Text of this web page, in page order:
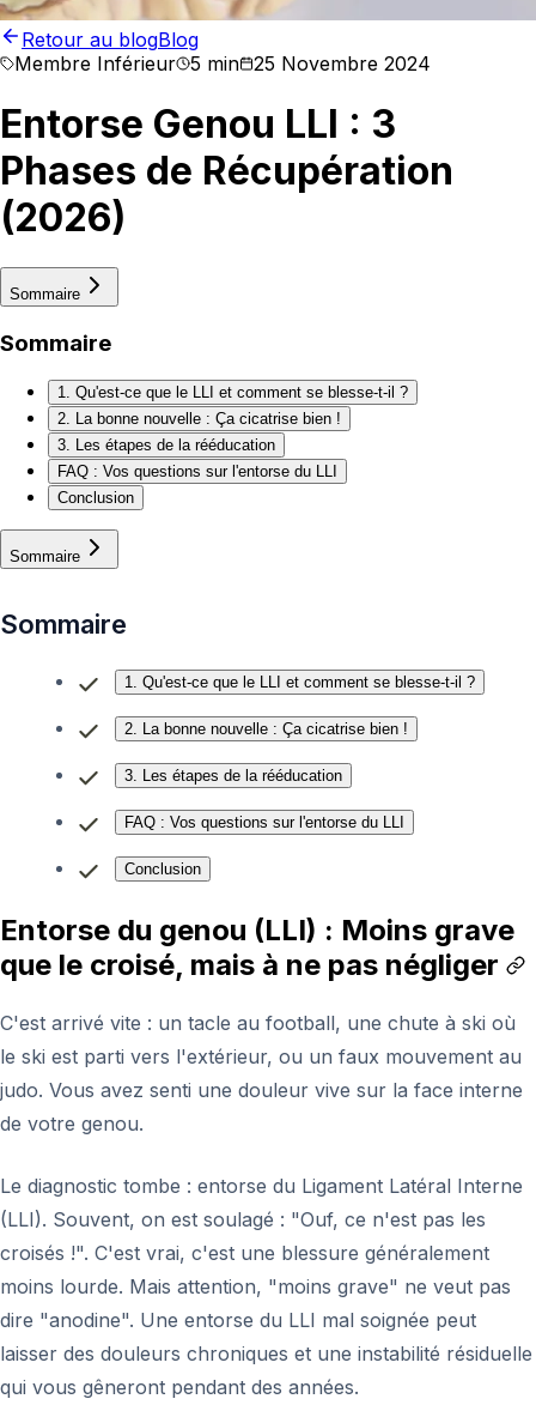
Retour au blogBlog
Membre Inférieur 5 min 25 Novembre 2024
Entorse Genou LLI : 3
Phases de Récupération
(2026)
Sommaire
Sommaire
1. Qu'est-ce que le LLI et comment se blesse-t-il ?
2. La bonne nouvelle : Ça cicatrise bien !
3. Les étapes de la rééducation
FAQ : Vos questions sur l'entorse du LLI
Conclusion
Sommaire
Sommaire
1. Qu'est-ce que le LLI et comment se blesse-t-il ?
2. La bonne nouvelle : Ça cicatrise bien !
3. Les étapes de la rééducation
FAQ : Vos questions sur l'entorse du LLI
Conclusion
Entorse du genou (LLI) : Moins grave
que le croisé, mais à ne pas négliger
C'est arrivé vite : un tacle au football, une chute à ski où
le ski est parti vers l'extérieur, ou un faux mouvement au
judo. Vous avez senti une douleur vive sur la face interne
de votre genou.
Le diagnostic tombe : entorse du Ligament Latéral Interne
(LLI). Souvent, on est soulagé : "Ouf, ce n'est pas les
croisés !". C'est vrai, c'est une blessure généralement
moins lourde. Mais attention, "moins grave" ne veut pas
dire "anodine". Une entorse du LLI mal soignée peut
laisser des douleurs chroniques et une instabilité résiduelle
qui vous gêneront pendant des années.